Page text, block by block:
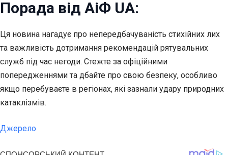
Порада від АіФ UA:
Ця новина нагадує про непередбачуваність стихійних лих
та важливість дотримання рекомендацій рятувальних
служб під час негоди. Стежте за офіційними
попередженнями та дбайте про свою безпеку, особливо
якщо перебуваєте в регіонах, які зазнали удару природних
катаклізмів.
Джерело